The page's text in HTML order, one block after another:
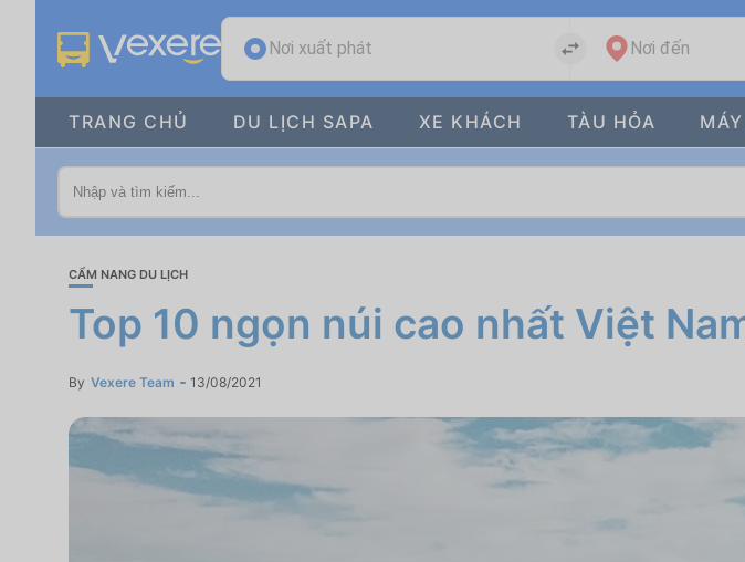
Nơi xuất phát Nơi đến
TRANG CHỦ DU LỊCH SAPA XE KHÁCH TÀU HỎA
CẨM NANG DU LỊCH
Top 10 ngọn núi cao nhất Việt
By Vexere Team 13/08/2021